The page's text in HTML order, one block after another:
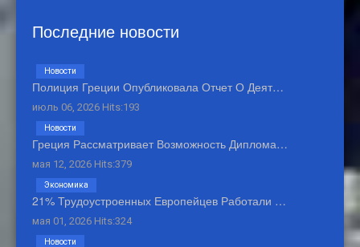
Последние новости
Полиция Греции Опубликовала Отчет О Деят…
июль 06, 2026 Hits:193
Новости
Греция Рассматривает Возможность Диплома…
мая 12, 2026 Hits:379
Новости
21% Трудоустроенных Европейцев Работали …
мая 01, 2026 Hits:324
Экономика
Новости